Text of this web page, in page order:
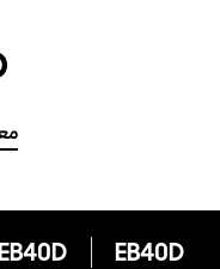
EB40D